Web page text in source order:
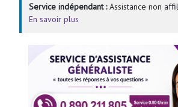
Service indépendant :Assistance non
En savoir plus